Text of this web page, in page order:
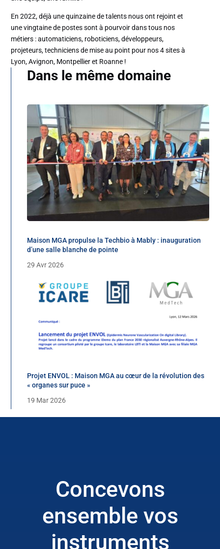
En 2022, déjà une quinzaine de talents nous ont rejoint et
une vingtaine de postes sont à pourvoir dans tous nos
métiers : automaticiens, roboticiens, développeurs,
projeteurs, techniciens de mise au point pour nos 4 sites à
Lyon, Avignon, Montpellier et Roanne !
Dans le même domaine
Maison MGA propulse la Techbio à Mably : inauguration
d’une salle blanche de pointe
29 Avr 2026
Projet ENVOL : Maison MGA au cœur de la révolution des
« organes sur puce »
19 Mar 2026
Concevons
ensemble vos
instruments